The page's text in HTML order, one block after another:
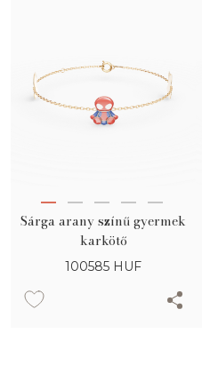
Sárga arany színű gyermek
karkötő
100585 HUF